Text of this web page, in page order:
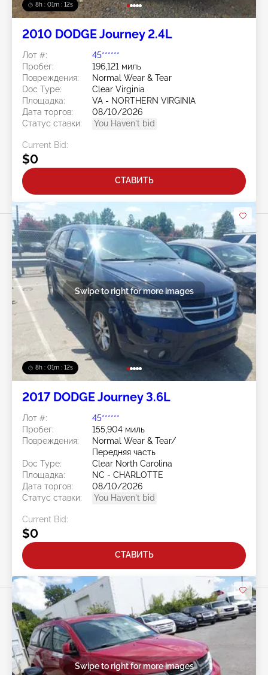
8h : 01m : 09s
2010 DODGE Journey 2.4L
Лот #:
45******
Пробег:
196,121 миль
Повреждения:
Normal Wear & Tear
Doc Type:
Clear Virginia
Площадка:
VA - NORTHERN VIRGINIA
Дата торгов:
08/10/2026
Статус ставки:
You Haven't bid
Current Bid:
$0
СТАВИТЬ
8h : 01m : 09s
Swipe to right for more images
2017 DODGE Journey 3.6L
Лот #:
45******
Пробег:
155,904 миль
Повреждения:
Normal Wear & Tear/
Передняя часть
Doc Type:
Clear North Carolina
Площадка:
NC - CHARLOTTE
Дата торгов:
08/10/2026
Статус ставки:
You Haven't bid
Current Bid:
$0
СТАВИТЬ
Swipe to right for more images